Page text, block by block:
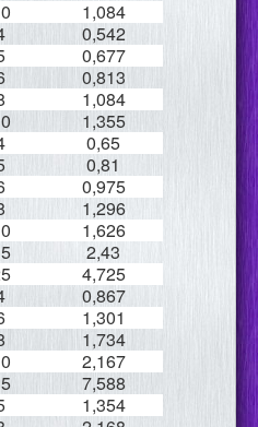
1,084
0,542
0,677
0,813
1,084
1,355
0,65
0,81
0,975
1,296
1,626
2,43
4,725
0,867
1,301
1,734
2,167
7,588
1,354